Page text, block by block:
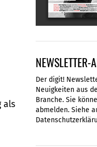
als
NEWSLETTER-
Der digit!
Neuigkeiten aus
Branche. Sie
abmelden. Siehe